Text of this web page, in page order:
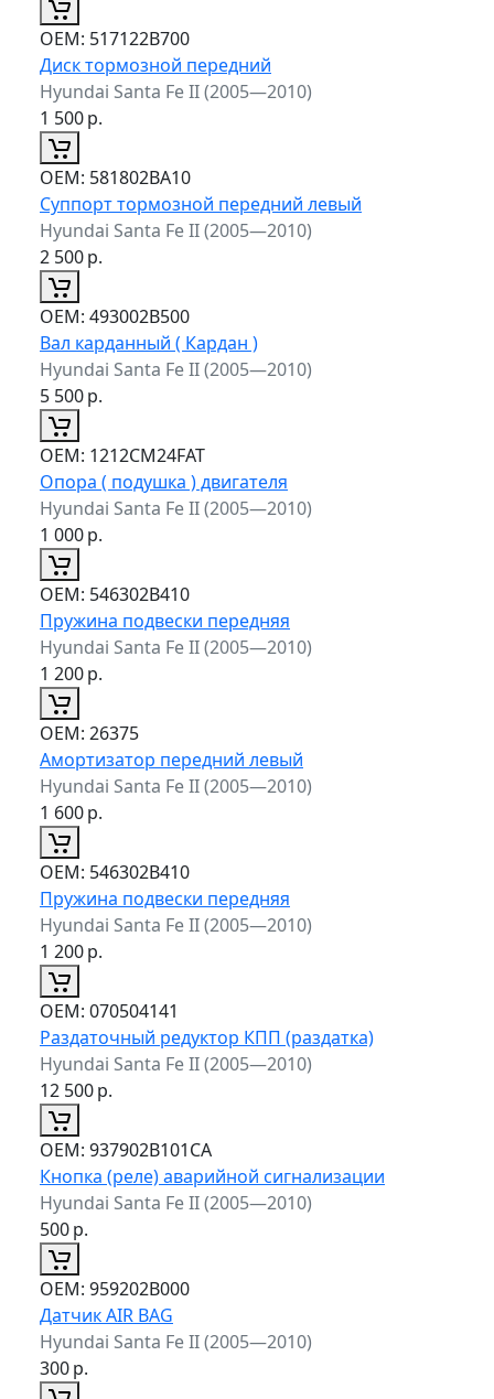
ОЕМ: 517122B700
Диск тормозной передний
Hyundai Santa Fe II (2005—2010)
1 500р.
ОЕМ: 581802BA10
Суппорт тормозной передний левый
Hyundai Santa Fe II (2005—2010)
2 500р.
ОЕМ: 493002B500
Вал карданный ( Кардан )
Hyundai Santa Fe II (2005—2010)
5 500р.
ОЕМ: 1212CM24FAT
Опора ( подушка ) двигателя
Hyundai Santa Fe II (2005—2010)
1 000р.
ОЕМ: 546302B410
Пружина подвески передняя
Hyundai Santa Fe II (2005—2010)
1 200р.
ОЕМ: 26375
Амортизатор передний левый
Hyundai Santa Fe II (2005—2010)
1 600р.
ОЕМ: 546302B410
Пружина подвески передняя
Hyundai Santa Fe II (2005—2010)
1 200р.
ОЕМ: 070504141
Раздаточный редуктор КПП (раздатка)
Hyundai Santa Fe II (2005—2010)
12 500р.
ОЕМ: 937902B101CA
Кнопка (реле) аварийной сигнализации
Hyundai Santa Fe II (2005—2010)
500р.
ОЕМ: 959202B000
Датчик AIR BAG
Hyundai Santa Fe II (2005—2010)
300р.